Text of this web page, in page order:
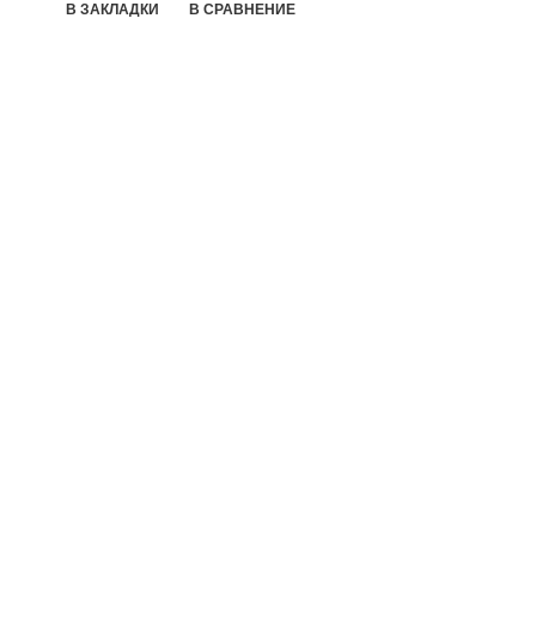
В ЗАКЛАДКИ В СРАВНЕНИЕ